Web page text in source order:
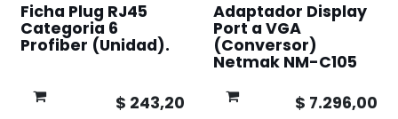
Ficha Plug RJ45
Categoria 6
Profiber (Unidad).
$ 243,20
Adaptador Display
Port a VGA
(Conversor)
Netmak NM-C105
$ 7.296,00